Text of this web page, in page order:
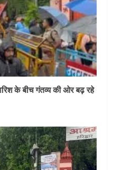
के बीच गंतव्य की ओर बढ़ रहे